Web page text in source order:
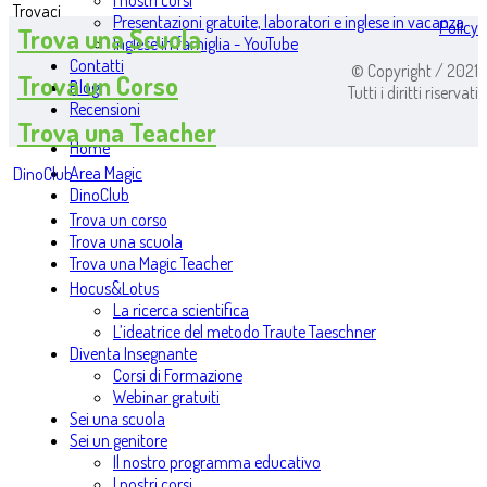
Presentazioni gratuite, laboratori e inglese in vacanza
Inglese in famiglia - YouTube
Contatti
Blog
Recensioni
Home
Area Magic
DinoClub
Trova un corso
Trova una scuola
Trova una Magic Teacher
Hocus&Lotus
La ricerca scientifica
L’ideatrice del metodo Traute Taeschner
Diventa Insegnante
Corsi di Formazione
Webinar gratuiti
Sei una scuola
Sei un genitore
Il nostro programma educativo
Trovaci
Trova una Scuola
Trova un Corso
Trova una Teacher
DinoClub
Policy
© Copyright / 2021
Tutti i diritti riservati